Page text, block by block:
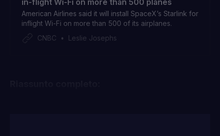
in-flight Wi-Fi on more than 500 planes
American Airlines said it will install SpaceX’s Starlink for
inflight Wi-Fi on more than 500 of its airplanes.
CNBC
Leslie Josephs